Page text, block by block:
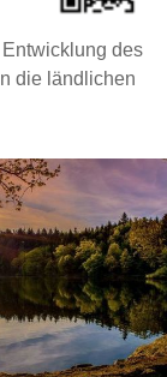
des
die ländlichen